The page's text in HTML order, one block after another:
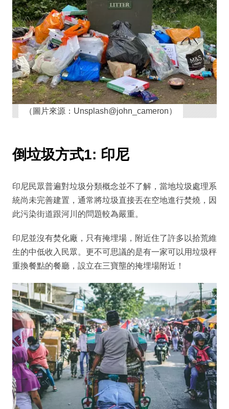
（圖片來源：Unsplash@john_cameron）
倒垃圾方式1: 印尼
印尼民眾普遍對垃圾分類概念並不了解，當地垃圾處理系
統尚未完善建置，通常將垃圾直接丟在空地進行焚燒，因
此污染街道跟河川的問題較為嚴重。
印尼並沒有焚化廠，只有掩埋場，附近住了許多以拾荒維
生的中低收入民眾。更不可思議的是有一家可以用垃圾秤
重換餐點的餐廳，設立在三寶壟的掩埋場附近！